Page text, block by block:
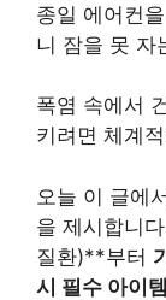
종일 에어컨
니 잠을 못 자
폭염 속에서
키려면 체계
오늘 이 글에
을 제시합니
질환)**부터
시 필수 아이템